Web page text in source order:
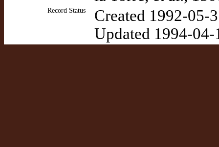
Record Status
Created 1992-05-
Updated 1994-04-